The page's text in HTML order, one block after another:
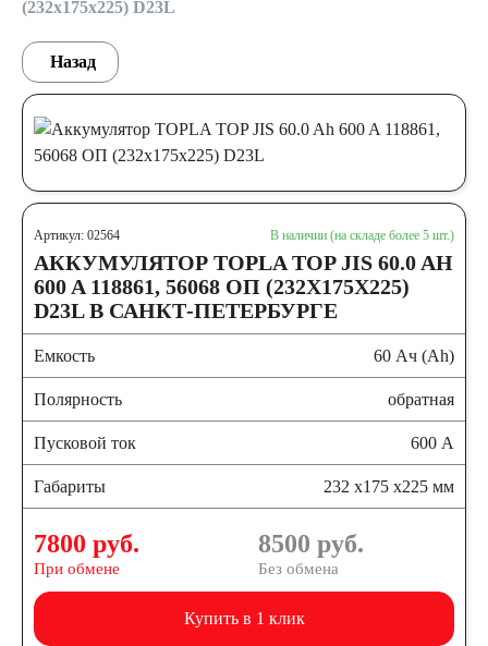
(232х175х225) D23L
Назад
Артикул: 02564 В наличии (на складе более 5 шт.)
АККУМУЛЯТОР TOPLA TOP JIS 60.0 AH
600 A 118861, 56068 ОП (232Х175Х225)
D23L В САНКТ-ПЕТЕРБУРГЕ
Емкость 60 Ач (Ah)
Полярность обратная
Пусковой ток 600 А
Габариты 232 x175 x225 мм
7800 руб.
При обмене
8500 руб.
Без обмена
Купить в 1 клик